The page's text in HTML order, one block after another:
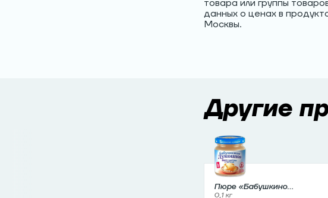
товара или группы
данных о ценах в
Москвы.
Другие
Пюре «Бабушкино
Лукошко» Цыпленок с
0,1 кг